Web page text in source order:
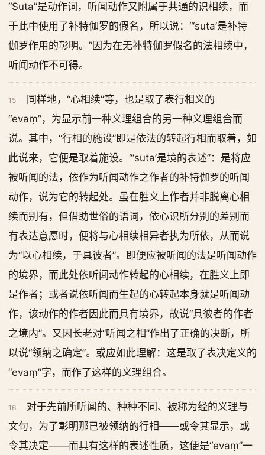
“Suta”是动作词，听闻动作又附属于共通的识相续，而
于此中使用了补特伽罗的假名，所以说：“‘suta’是补特
伽罗作用的彰明。”因为在无补特伽罗假名的法相续中，
听闻动作不可得。
15
同样地，“心相续”等，也是取了表行相义的
“evaṃ”，为显示前一种义理组合的另一种义理组合而
说。其中，“行相的施设”即是依法的转起行相而取着，如
此说来，它便是取着施设。“‘suta’是境的表述”：是将应
被听闻的法，依作为听闻动作之作者的补特伽罗的听闻
动作，说为它的转起处。虽在胜义上作者并非脱离心相
续而别有，但借助世俗的语词，依心识所分别的差别而
有表达意愿时，便将与心相续相异者执为所依，从而说
为“以心相续，于具彼者”。即便应被听闻的法是听闻动作
的境界，而此处依听闻动作转起的心相续，在胜义上即
是作者；或者说依听闻而生起的心转起本身就是听闻动
作，该动作的作者因此而具有境界，故说“具彼者的作者
之境内”。又因长老对“听闻之相”作出了正确的决断，所
以说“领纳之确定”。或应如此理解：这是取了表决定义的
“evaṃ”字，而作了这样的义理组合。
16
对于先前所听闻的、种种不同、被称为经的义理与
文句，为了彰明那已被领纳的行相——或令其显示，或
令其决定——而具有这样的表述性质，这便是“evaṃ”一